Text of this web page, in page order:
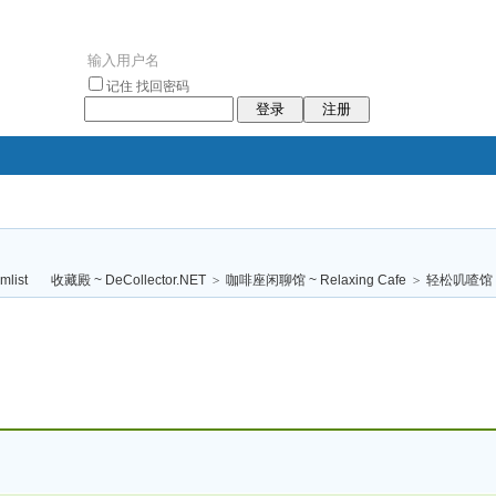
记住 找回密码
登录 注册
褔
袠袠袥眩褦
收藏殿 ~ DeCollector.NET > 咖啡座闲聊馆 ~ Relaxing Cafe > 轻松叽喳馆